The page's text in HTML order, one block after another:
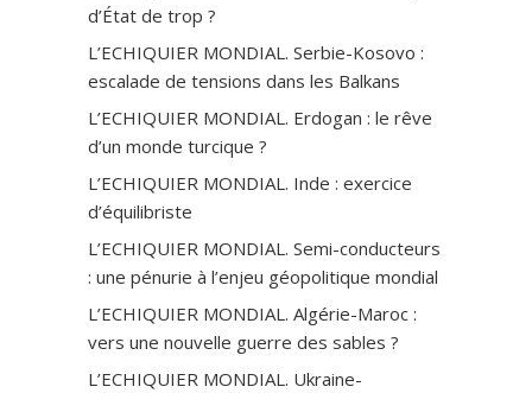
d’État de trop ?
L’ECHIQUIER MONDIAL. Serbie-Kosovo :
escalade de tensions dans les Balkans
L’ECHIQUIER MONDIAL. Erdogan : le rêve
d’un monde turcique ?
L’ECHIQUIER MONDIAL. Inde : exercice
d’équilibriste
L’ECHIQUIER MONDIAL. Semi-conducteurs
: une pénurie à l’enjeu géopolitique mondial
L’ECHIQUIER MONDIAL. Algérie-Maroc :
vers une nouvelle guerre des sables ?
L’ECHIQUIER MONDIAL. Ukraine-